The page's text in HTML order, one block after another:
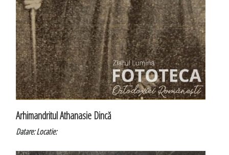
Arhimandritul Athanasie Dincă
Datare:Locatie: